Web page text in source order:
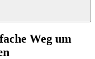
Weg um